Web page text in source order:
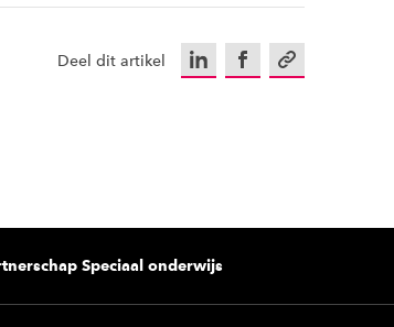
Deel dit artikel LinkedInFacebookKopieer url
Speciaal onderwijs